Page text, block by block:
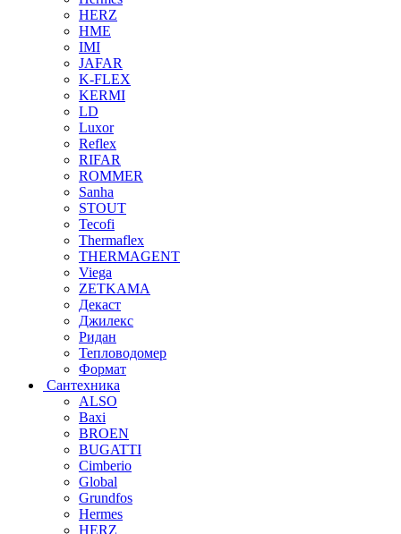
HERZ
HME
IMI
JAFAR
K-FLEX
KERMI
LD
Luxor
Reflex
RIFAR
ROMMER
Sanha
STOUT
Tecofi
Thermaflex
THERMAGENT
Viega
ZETKAMA
Декаст
Джилекс
Ридан
Тепловодомер
Формат
Сантехника
ALSO
Baxi
BROEN
BUGATTI
Cimberio
Global
Grundfos
Hermes
HERZ